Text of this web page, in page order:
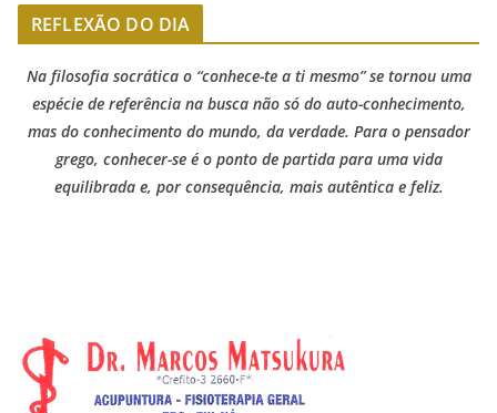
REFLEXÃO DO DIA
Na filosofia socrática o “conhece-te a ti mesmo” se tornou uma
espécie de referência na busca não só do auto-conhecimento,
mas do conhecimento do mundo, da verdade. Para o pensador
grego, conhecer-se é o ponto de partida para uma vida
equilibrada e, por consequência, mais autêntica e feliz.